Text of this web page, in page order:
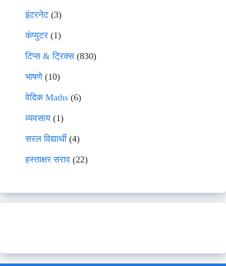
इंटरनेट(3)
कंप्युटर (1)
टिप्स & ट्रिक्स(830)
भाषणे(10)
वेदिक Maths (6)
व्यवसाय(1)
सरल विद्यार्थी(4)
हस्ताक्षर सराव (22)